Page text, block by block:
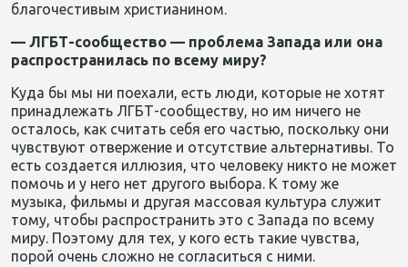
благочестивым христианином.
— ЛГБТ-сообщество — проблема Запада или она
распространилась по всему миру?
Куда бы мы ни поехали, есть люди, которые не хотят
принадлежать ЛГБТ-сообществу, но им ничего не
осталось, как считать себя его частью, поскольку они
чувствуют отвержение и отсутствие альтернативы. То
есть создается иллюзия, что человеку никто не может
помочь и у него нет другого выбора. К тому же
музыка, фильмы и другая массовая культура служит
тому, чтобы распространить это с Запада по всему
миру. Поэтому для тех, у кого есть такие чувства,
порой очень сложно не согласиться с ними.